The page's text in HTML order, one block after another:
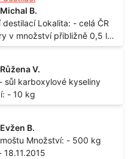
B.
- celá ČR
v množství přibližně 0,5 l
V.
Množství: - 10 kg
B.
- Praha 10 Termín: - 18.11.2015